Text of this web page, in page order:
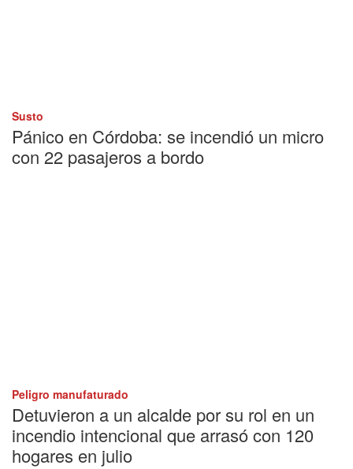
Susto
Pánico en Córdoba: se incendió un micro
con 22 pasajeros a bordo
Peligro manufaturado
Detuvieron a un alcalde por su rol en un
incendio intencional que arrasó con 120
hogares en julio